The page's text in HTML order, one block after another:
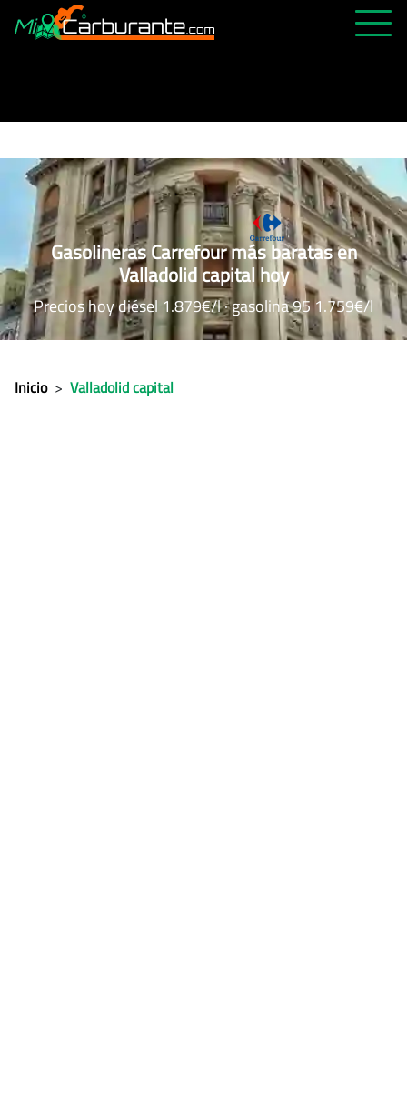
ABIERTAS 24H
ÚLTIMAS MATRÍCULAS
FAVORITAS
Gasolineras Carrefour más baratas en
Valladolid capital hoy
Precios hoy diésel 1.879€/l · gasolina 95 1.759€/l
Inicio > Valladolid capital